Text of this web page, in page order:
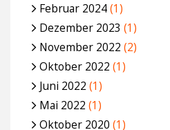
Februar 2024(1)
Dezember 2023 (1)
November 2022 (2)
Oktober 2022 (1)
Juni 2022 (1)
Mai 2022 (1)
Oktober 2020 (1)